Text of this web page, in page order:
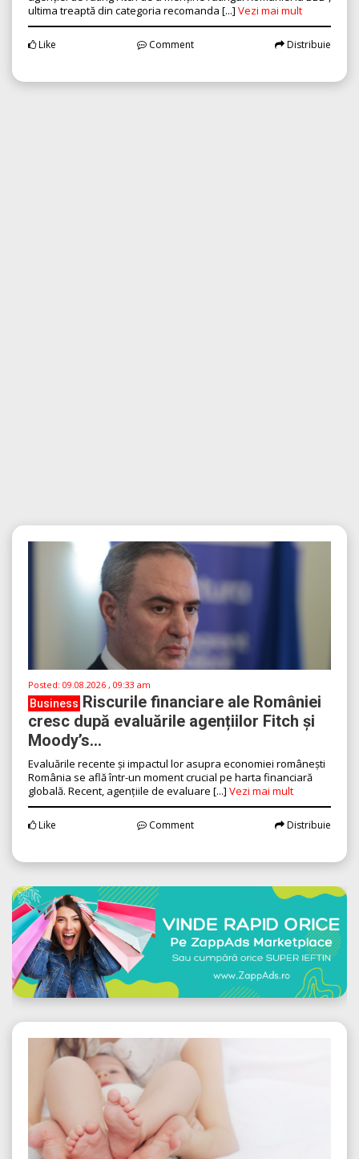
ultima treaptă din categoria recomanda [...] Vezi mai mult
Like Comment Distribuie
Posted: 09.08.2026 , 09:33 am
Business Riscurile financiare ale României
cresc după evaluările agențiilor Fitch și
Moody’s...
Evaluările recente și impactul lor asupra economiei românești
România se află într-un moment crucial pe harta financiară
globală. Recent, agențiile de evaluare [...] Vezi mai mult
Like Comment Distribuie